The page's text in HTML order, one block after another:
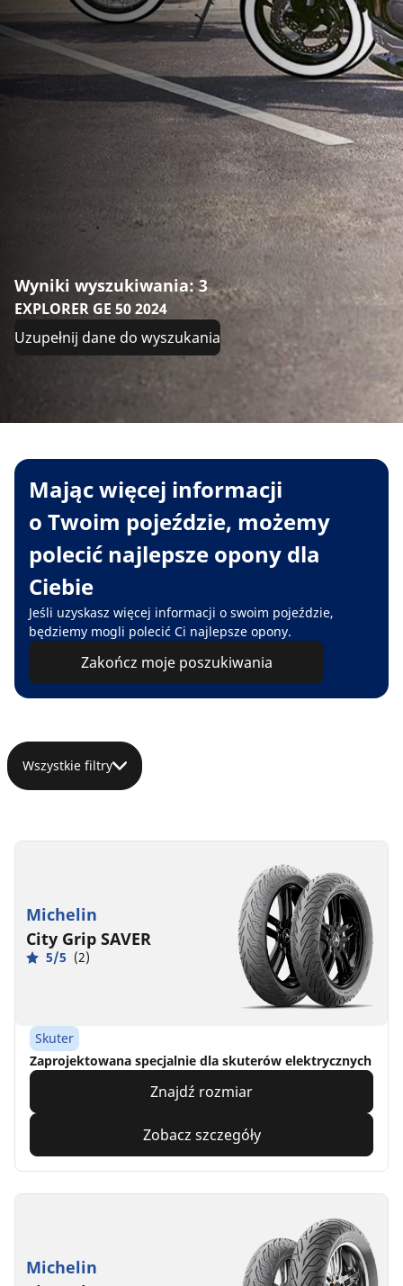
Wyniki wyszukiwania: 3
EXPLORER GE 50 2024
Uzupełnij dane do wyszukania
Mając więcej informacji
o Twoim pojeździe, możemy
polecić najlepsze opony dla
Ciebie
Jeśli uzyskasz więcej informacji o swoim pojeździe,
będziemy mogli polecić Ci najlepsze opony.
Zakończ moje poszukiwania
Wszystkie filtry
Michelin
City Grip SAVER
5/5 (2)
Skuter
Zaprojektowana specjalnie dla skuterów elektrycznych
Znajdź rozmiar
Zobacz szczegóły
Michelin